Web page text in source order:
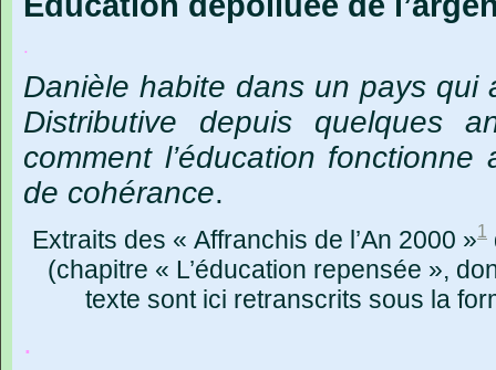
.
Danièle habite dans un pays qui
Distributive
depuis quelques
comment l’éducation fonctionne
de cohérance.
Extraits des « Affranchis de l’An 2000 »1
(chapitre « L’éducation repensée »,
texte sont ici retranscrits sous la
.